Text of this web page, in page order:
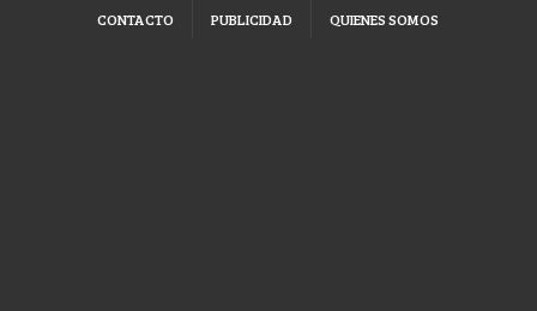
CONTACTO PUBLICIDAD QUIENES SOMOS